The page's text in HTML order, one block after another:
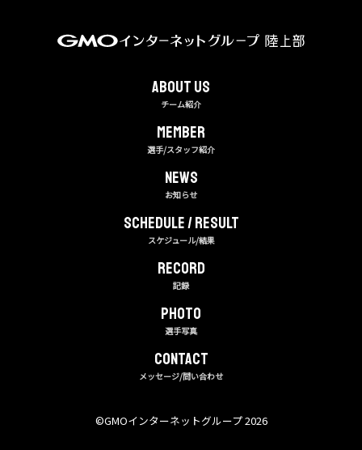
About us
チーム紹介
MEMBER
選手/スタッフ紹介
NEWS
お知らせ
Schedule / Result
スケジュール/結果
RECORD
記録
PHOTO
選手写真
CONTACT
メッセージ/問い合わせ
©︎GMOインターネットグループ 2026